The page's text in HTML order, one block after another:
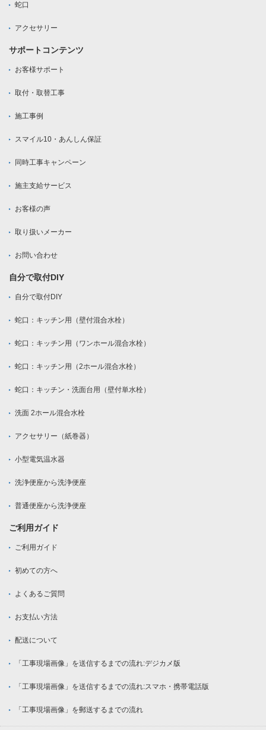
蛇口
アクセサリー
サポートコンテンツ
お客様サポート
取付・取替工事
施工事例
スマイル10・あんしん保証
同時工事キャンペーン
施主支給サービス
お客様の声
取り扱いメーカー
お問い合わせ
自分で取付DIY
自分で取付DIY
蛇口：キッチン用（壁付混合水栓）
蛇口：キッチン用（ワンホール混合水栓）
蛇口：キッチン用（2ホール混合水栓）
蛇口：キッチン・洗面台用（壁付単水栓）
洗面 2ホール混合水栓
アクセサリー（紙巻器）
小型電気温水器
洗浄便座から洗浄便座
普通便座から洗浄便座
ご利用ガイド
ご利用ガイド
初めての方へ
よくあるご質問
お支払い方法
配送について
「工事現場画像」を送信するまでの流れ:デジカメ版
「工事現場画像」を送信するまでの流れ:スマホ・携帯電話版
「工事現場画像」を郵送するまでの流れ